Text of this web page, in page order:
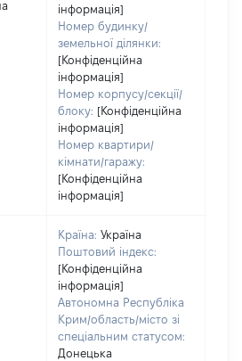
інформація]
Номер будинку/
земельної ділянки:
[Конфіденційна
інформація]
Номер корпусу/секції/
блоку: [Конфіденційна
інформація]
Номер квартири/
кімнати/гаражу:
[Конфіденційна
інформація]
Країна: Україна
Поштовий індекс:
[Конфіденційна
інформація]
Автономна Республіка
Крим/область/місто зі
спеціальним статусом:
Донецька